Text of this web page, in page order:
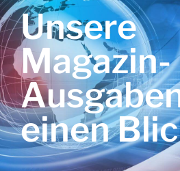
Unsere
Magazin-
einen